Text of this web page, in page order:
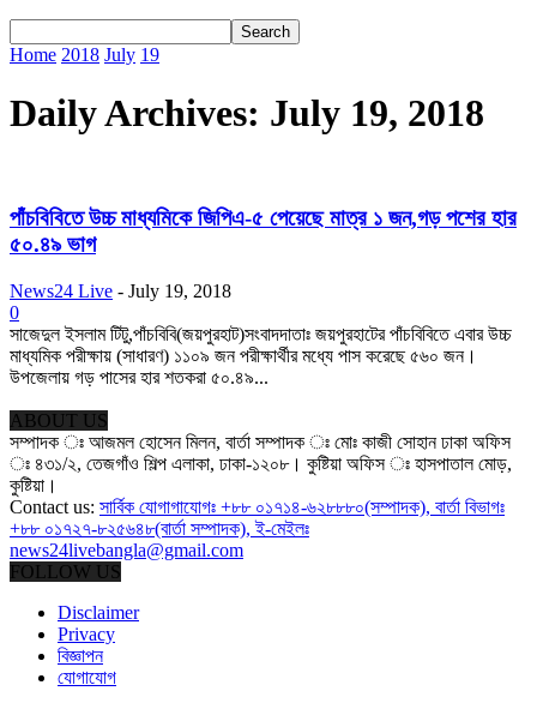
Home 2018 July 19
Daily Archives: July 19, 2018
পাঁচবিবিতে উচ্চ মাধ্যমিকে জিপিএ-৫ পেয়েছে মাত্র ১ জন,গড় পশের হার
৫০.৪৯ ভাগ
News24 Live - July 19, 2018
0
সাজেদুল ইসলাম টিটু,পাঁচবিবি(জয়পুরহাট)সংবাদদাতাঃ জয়পুরহাটের পাঁচবিবিতে এবার উচ্চ
মাধ্যমিক পরীক্ষায় (সাধারণ) ১১০৯ জন পরীক্ষার্থীর মধ্যে পাস করেছে ৫৬০ জন।
উপজেলায় গড় পাসের হার শতকরা ৫০.৪৯...
ABOUT US
সম্পাদক ঃ আজমল হোসেন মিলন, বার্তা সম্পাদক ঃ মোঃ কাজী সোহান ঢাকা অফিস
ঃ ৪৩১/২, তেজগাঁও শিল্প এলাকা, ঢাকা-১২০৮। কুষ্টিয়া অফিস ঃ হাসপাতাল মোড়,
কুষ্টিয়া।
Contact us: সার্বিক যোগাগাযোগঃ +৮৮ ০১৭১৪-৬২৮৮৮০(সম্পাদক), বার্তা বিভাগঃ
+৮৮ ০১৭২৭-৮২৫৬৪৮(বার্তা সম্পাদক), ই-মেইলঃ
news24livebangla@gmail.com
FOLLOW US
Disclaimer
Privacy
বিজ্ঞাপন
যোগাযোগ